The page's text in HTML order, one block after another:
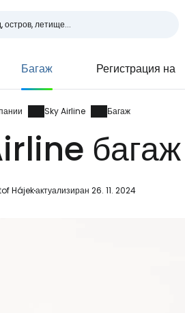
Багаж Регистрация на
Sky Airline Багаж
багаж
Hájekактуализиран 26. 11. 2024